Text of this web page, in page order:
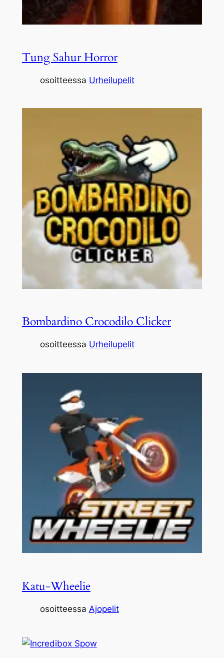
Tung Sahur Horror
osoitteessa Urheilupelit
Bombardino Crocodilo Clicker
osoitteessa Urheilupelit
Katu-Wheelie
osoitteessa Ajopelit